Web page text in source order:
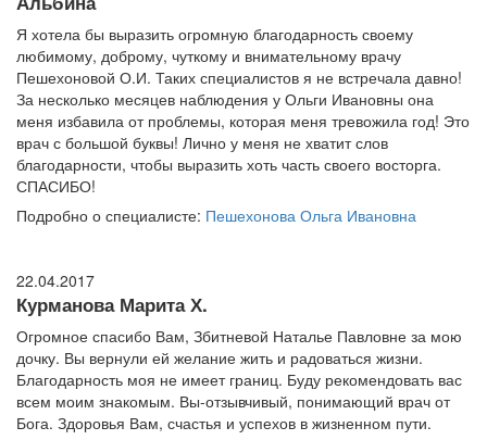
Я хотела бы выразить огромную благодарность своему
любимому, доброму, чуткому и внимательному врачу
Пешехоновой О.И. Таких специалистов я не встречала давно!
За несколько месяцев наблюдения у Ольги Ивановны она
меня избавила от проблемы, которая меня тревожила год! Это
врач с большой буквы! Лично у меня не хватит слов
благодарности, чтобы выразить хоть часть своего восторга.
СПАСИБО!
Подробно о специалисте: Пешехонова Ольга Ивановна
22.04.2017
Курманова Марита Х.
Огромное спасибо Вам, Збитневой Наталье Павловне за мою
дочку. Вы вернули ей желание жить и радоваться жизни.
Благодарность моя не имеет границ. Буду рекомендовать вас
всем моим знакомым. Вы-отзывчивый, понимающий врач от
Бога. Здоровья Вам, счастья и успехов в жизненном пути.